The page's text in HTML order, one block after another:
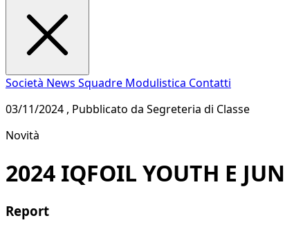
Società News Squadre Modulistica Contatti
03/11/2024 , Pubblicato da Segreteria di Classe
Novità
2024 IQFOIL YOUTH E
Report